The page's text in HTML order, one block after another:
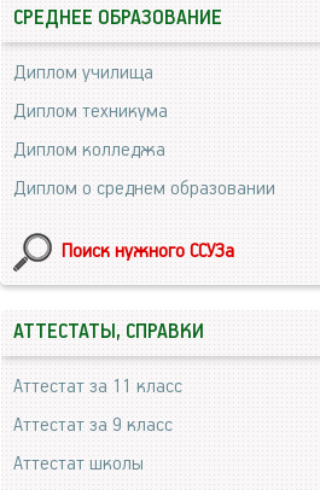
СРЕДНЕЕ ОБРАЗОВАНИЕ
Диплом училища
Диплом техникума
Диплом колледжа
Диплом о среднем образовании
Поиск нужного ССУЗа
АТТЕСТАТЫ, СПРАВКИ
Аттестат за 11 класс
Аттестат за 9 класс
Аттестат школы